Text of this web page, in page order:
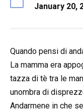
January 20,
Quando pensi di
La mamma era
tazza di tè tra le
unombra di
Andarmene in che